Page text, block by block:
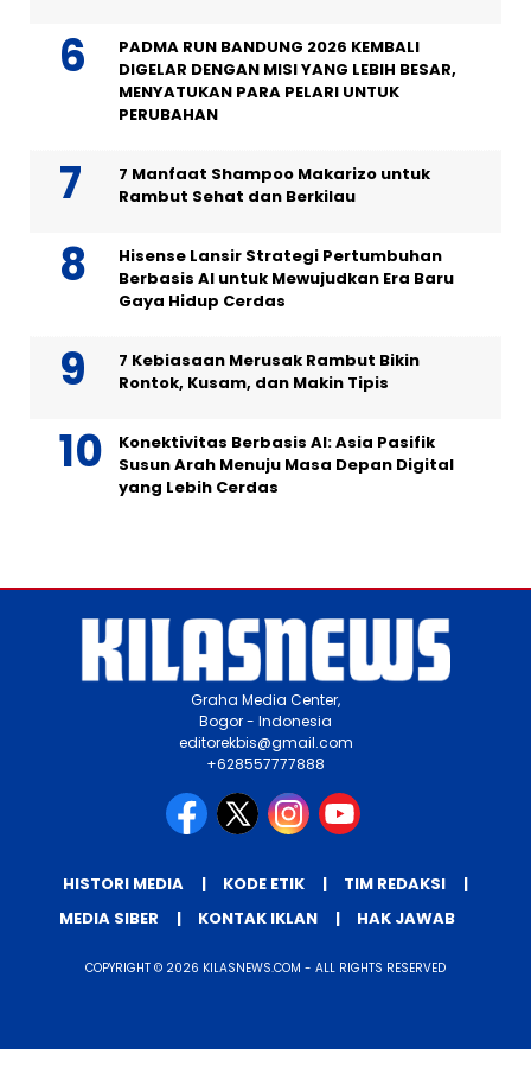
PADMA RUN BANDUNG 2026 KEMBALI
DIGELAR DENGAN MISI YANG LEBIH BESAR,
MENYATUKAN PARA PELARI UNTUK
PERUBAHAN
7 Manfaat Shampoo Makarizo untuk
Rambut Sehat dan Berkilau
Hisense Lansir Strategi Pertumbuhan
Berbasis AI untuk Mewujudkan Era Baru
Gaya Hidup Cerdas
7 Kebiasaan Merusak Rambut Bikin
Rontok, Kusam, dan Makin Tipis
Konektivitas Berbasis AI: Asia Pasifik
Susun Arah Menuju Masa Depan Digital
yang Lebih Cerdas
Graha Media Center,
Bogor - Indonesia
editorekbis@gmail.com
+628557777888
HISTORI MEDIA KODE ETIK
TIM REDAKSI
MEDIA SIBER
KONTAK IKLAN HAK JAWAB
COPYRIGHT © 2026 KILASNEWS.COM - ALL RIGHTS RESERVED